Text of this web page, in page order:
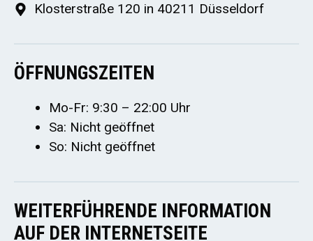
Klosterstraße 120 in 40211 Düsseldorf
ÖFFNUNGSZEITEN
Mo-Fr: 9:30 – 22:00 Uhr
Sa: Nicht geöffnet
So: Nicht geöffnet
WEITERFÜHRENDE INFORMATION
AUF DER INTERNETSEITE